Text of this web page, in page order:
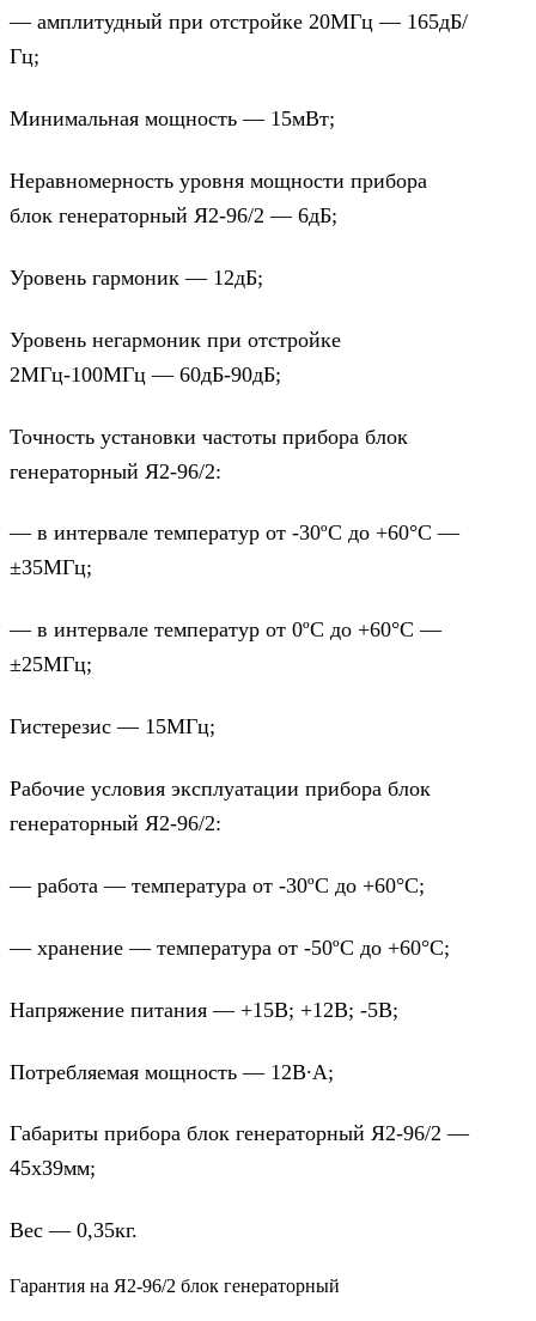
— амплитудный при отстройке 20МГц — 165дБ/
Гц;
Минимальная мощность — 15мВт;
Неравномерность уровня мощности прибора
блок генераторный Я2-96/2 — 6дБ;
Уровень гармоник — 12дБ;
Уровень негармоник при отстройке
2МГц-100МГц — 60дБ-90дБ;
Точность установки частоты прибора блок
генераторный Я2-96/2:
— в интервале температур от -30ºС до +60°С —
±35МГц;
— в интервале температур от 0ºС до +60°С —
±25МГц;
Гистерезис — 15МГц;
Рабочие условия эксплуатации прибора блок
генераторный Я2-96/2:
— работа — температура от -30ºС до +60°С;
— хранение — температура от -50ºС до +60°С;
Напряжение питания — +15В; +12В; -5В;
Потребляемая мощность — 12В∙А;
Габариты прибора блок генераторный Я2-96/2 —
45х39мм;
Вес — 0,35кг.
Гарантия на Я2-96/2 блок генераторный